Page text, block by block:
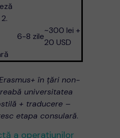
6-8 zile
~300 lei +
20 USD
în țări non-
universitatea
+ traducere –
etapa consulară.
a operațiunilor